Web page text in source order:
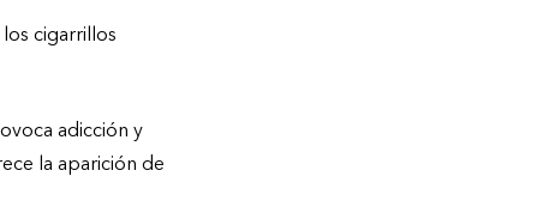
cigarrillos
adicción y
la aparición de